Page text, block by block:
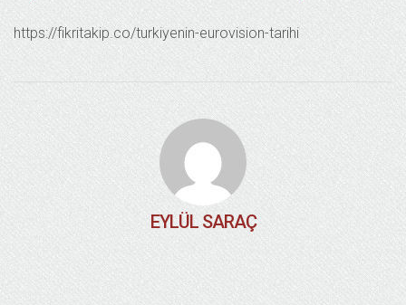
https://fikritakip.co/turkiyenin-eurovision-tarihi
EYLÜL SARAÇ